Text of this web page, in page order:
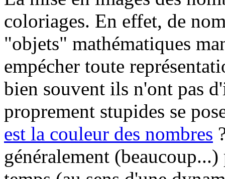
coloriages. En effet, de
"objets" mathématiques
empécher toute
bien souvent ils n'ont pas
proprement stupides se
est la couleur des nombres
généralement